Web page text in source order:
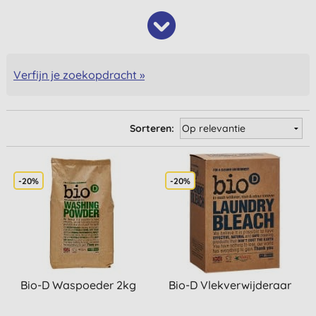
Verfijn je zoekopdracht »
Sorteren:
-20%
Bio-D Waspoeder 2kg
-20%
Bio-D Vlekverwijderaar